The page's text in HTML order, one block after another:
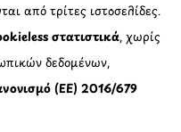
από τρίτες ιστοσελίδες.
στατιστικά, χωρίς
δεδομένων,
(ΕΕ) 2016/679